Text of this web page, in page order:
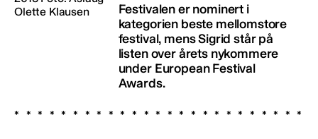
Festivalen er nominert i
kategorien beste mellomstore
festival, mens Sigrid står på
listen over årets nykommere
under European Festival
Awards.